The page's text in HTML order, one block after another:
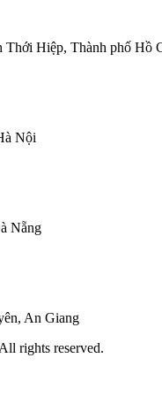
Thới Hiệp, Thành phố Hồ
Nội
Nẵng
An Giang
rights reserved.